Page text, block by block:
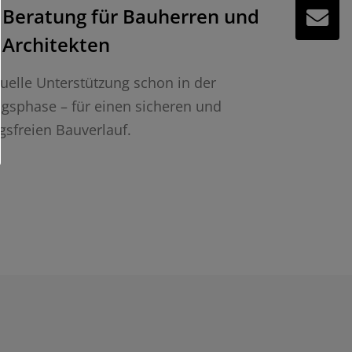
Beratung für Bauherren und
Architekten
Unterstützung schon in der
– für einen sicheren und
Bauverlauf.